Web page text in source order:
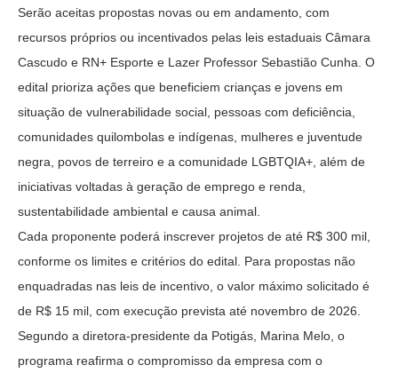
Serão aceitas propostas novas ou em andamento, com
recursos próprios ou incentivados pelas leis estaduais Câmara
Cascudo e RN+ Esporte e Lazer Professor Sebastião Cunha. O
edital prioriza ações que beneficiem crianças e jovens em
situação de vulnerabilidade social, pessoas com deficiência,
comunidades quilombolas e indígenas, mulheres e juventude
negra, povos de terreiro e a comunidade LGBTQIA+, além de
iniciativas voltadas à geração de emprego e renda,
sustentabilidade ambiental e causa animal.
Cada proponente poderá inscrever projetos de até R$ 300 mil,
conforme os limites e critérios do edital. Para propostas não
enquadradas nas leis de incentivo, o valor máximo solicitado é
de R$ 15 mil, com execução prevista até novembro de 2026.
Segundo a diretora-presidente da Potigás, Marina Melo, o
programa reafirma o compromisso da empresa com o